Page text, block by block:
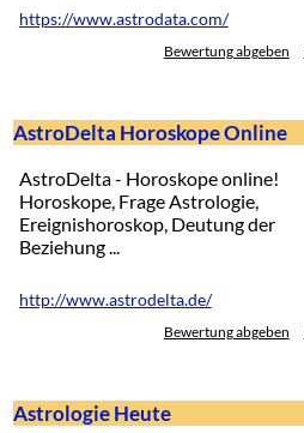
https://www.astrodata.com/
Bewertung abgeben
AstroDelta Horoskope Online
AstroDelta - Horoskope online!
Horoskope, Frage Astrologie,
Ereignishoroskop, Deutung der
Beziehung ...
http://www.astrodelta.de/
Bewertung abgeben
Astrologie Heute